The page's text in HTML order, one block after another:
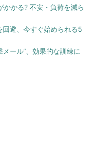
かる? 不安・負荷を減ら
避、今すぐ始められる5
ール”、効果的な訓練に